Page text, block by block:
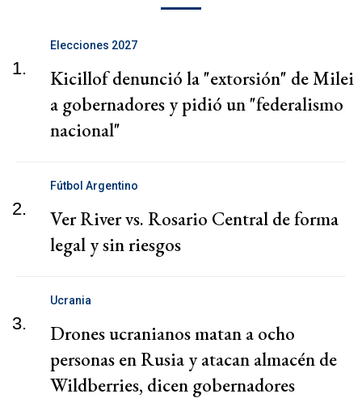
1.
Elecciones 2027
Kicillof denunció la "extorsión" de Milei
a gobernadores y pidió un "federalismo
nacional"
2.
Fútbol Argentino
Ver River vs. Rosario Central de forma
legal y sin riesgos
3.
Ucrania
Drones ucranianos matan a ocho
personas en Rusia y atacan almacén de
Wildberries, dicen gobernadores